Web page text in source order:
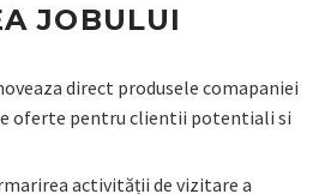
JOBULUI
direct produsele comapaniei
oferte pentru clientii potentiali si
activității de vizitare a